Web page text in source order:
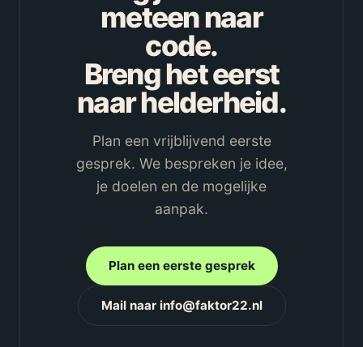
meteen naar
code.
Breng het eerst
naar helderheid.
Plan een vrijblijvend eerste
gesprek. We bespreken je idee,
je doelen en de mogelijke
aanpak.
Plan een eerste gesprek
Mail naar info@faktor22.nl